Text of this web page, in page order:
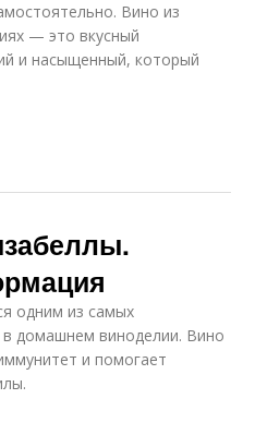
Вино из
— это вкусный
и насыщенный, который
одним из самых
домашнем виноделии. Вино
и помогает